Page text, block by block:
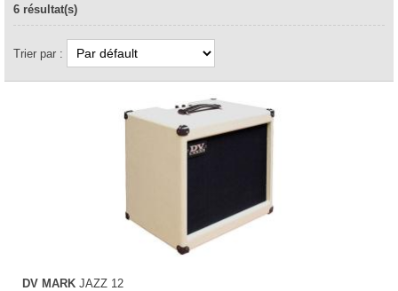
6 résultat(s)
Trier par :
DV MARK JAZZ 12